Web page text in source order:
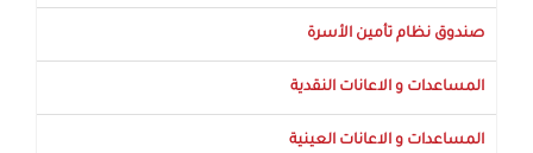
صندوق نظام تأمين الأسرة
المساعدات و الاعانات النقدية
المساعدات و الاعانات العينية